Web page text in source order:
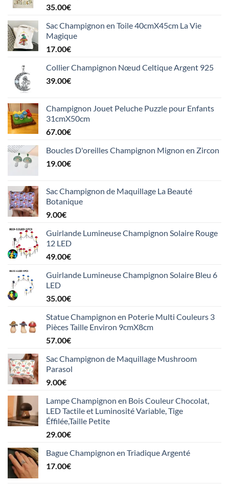
35.00€
Sac Champignon en Toile 40cmX45cm La Vie
Magique
17.00€
Collier Champignon Nœud Celtique Argent 925
39.00€
Champignon Jouet Peluche Puzzle pour Enfants
31cmX50cm
67.00€
Boucles D'oreilles Champignon Mignon en Zircon
19.00€
Sac Champignon de Maquillage La Beauté
Botanique
9.00€
Guirlande Lumineuse Champignon Solaire Rouge
12 LED
49.00€
Guirlande Lumineuse Champignon Solaire Bleu 6
LED
35.00€
Statue Champignon en Poterie Multi Couleurs 3
Pièces Taille Environ 9cmX8cm
57.00€
Sac Champignon de Maquillage Mushroom
Parasol
9.00€
Lampe Champignon en Bois Couleur Chocolat,
LED Tactile et Luminosité Variable, Tige
Éffilée,Taille Petite
29.00€
Bague Champignon en Triadique Argenté
17.00€